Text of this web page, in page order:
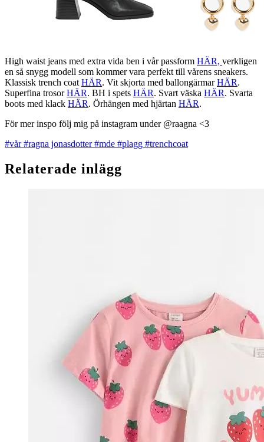
High waist jeans med extra vida ben i vår passform HÄR, verkligen
en så snygg modell som kommer vara perfekt till vårens sneakers.
Klassisk trench coat HÄR. Vit skjorta med ballongärmarHÄR.
Superfina trosorHÄR. BH i spets HÄR. Svart väska HÄR. Svarta
boots med klack HÄR. Örhängen med hjärtan HÄR.
För mer inspo följ mig på instagram under @raagna <3
#vår#ragna jonasdotter#mde #plagg #trenchcoat
Relaterade inlägg